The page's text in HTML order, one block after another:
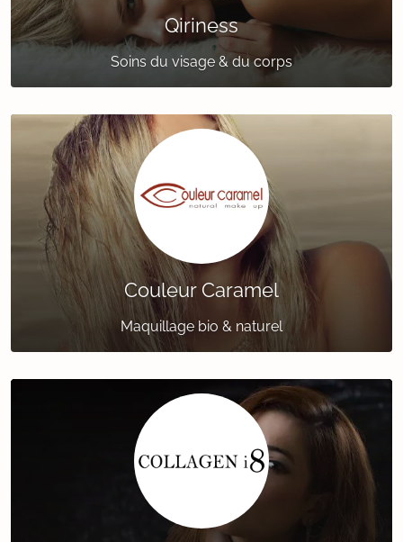
Qiriness
Soins du visage & du corps
Couleur Caramel
Maquillage bio & naturel